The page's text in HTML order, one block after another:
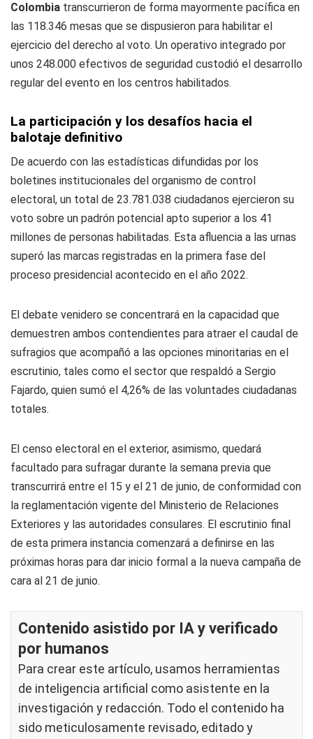
Colombia transcurrieron de forma mayormente pacífica en
las 118.346 mesas que se dispusieron para habilitar el
ejercicio del derecho al voto. Un operativo integrado por
unos 248.000 efectivos de seguridad custodió el desarrollo
regular del evento en los centros habilitados.
La participación y los desafíos hacia el
balotaje definitivo
De acuerdo con las estadísticas difundidas por los
boletines institucionales del organismo de control
electoral, un total de 23.781.038 ciudadanos ejercieron su
voto sobre un padrón potencial apto superior a los 41
millones de personas habilitadas. Esta afluencia a las urnas
superó las marcas registradas en la primera fase del
proceso presidencial acontecido en el año 2022.
El debate venidero se concentrará en la capacidad que
demuestren ambos contendientes para atraer el caudal de
sufragios que acompañó a las opciones minoritarias en el
escrutinio, tales como el sector que respaldó a Sergio
Fajardo, quien sumó el 4,26% de las voluntades ciudadanas
totales.
El censo electoral en el exterior, asimismo, quedará
facultado para sufragar durante la semana previa que
transcurrirá entre el 15 y el 21 de junio, de conformidad con
la reglamentación vigente del Ministerio de Relaciones
Exteriores y las autoridades consulares. El escrutinio final
de esta primera instancia comenzará a definirse en las
próximas horas para dar inicio formal a la nueva campaña de
cara al 21 de junio.
Contenido asistido por IA y verificado
por humanos
Para crear este artículo, usamos herramientas
de inteligencia artificial como asistente en la
investigación y redacción. Todo el contenido ha
sido meticulosamente revisado, editado y